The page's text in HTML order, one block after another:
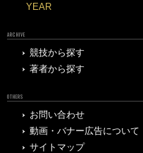
YEAR
ARCHIVE
競技から探す
著者から探す
OTHERS
お問い合わせ
動画・バナー広告について
サイトマップ